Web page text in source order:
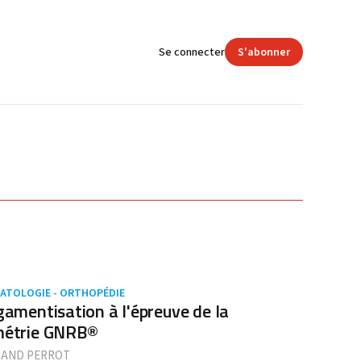
Se connecter S'abonner
- ORTHOPÉDIE
à l'épreuve de la
GNRB®
PERROT